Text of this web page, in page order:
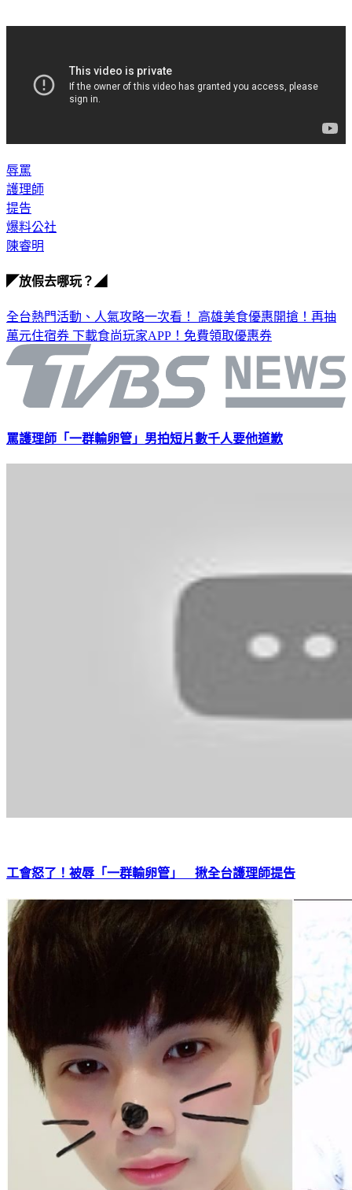
辱罵
護理師
提告
爆料公社
陳睿明
◤放假去哪玩？◢
全台熱門活動、人氣攻略一次看！ 高雄美食優惠開搶！再抽
萬元住宿券 下載食尚玩家APP！免費領取優惠券
罵護理師「一群輸卵管」男拍短片數千人要他道歉
工會怒了！被辱「一群輸卵管」 揪全台護理師提告